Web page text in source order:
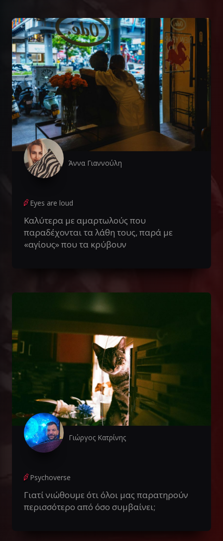
Άννα Γιαννούλη
Eyes are loud
Καλύτερα με αμαρτωλούς που
παραδέχονται τα λάθη τους, παρά με
«αγίους» που τα κρύβουν
Γιώργος Κατρίνης
Psychoverse
Γιατί νιώθουμε ότι όλοι μας παρατηρούν
περισσότερο από όσο συμβαίνει;